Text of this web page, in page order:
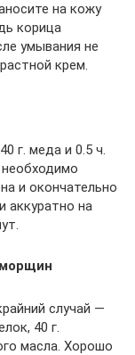
на кожу
корица
умывания не
крем.
г. меда и 0.5 ч.
и окончательно
аккуратно на
случай —
40 г.
масла. Хорошо